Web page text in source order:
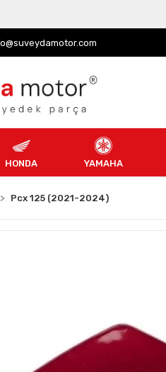
HONDA YAMAHA
Pcx 125 (2021-2024)